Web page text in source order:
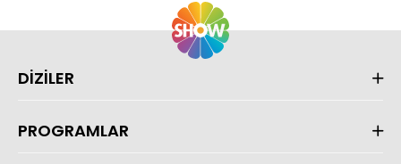
DİZİLER
PROGRAMLAR